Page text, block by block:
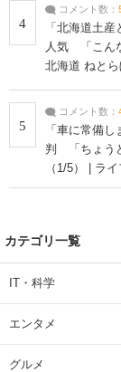
4
コメント数：
「北海道土
人気 「こん
北海道 ねと
5
コメント数：
「車に常備
判 「ちょう
（1/5） | ラ
カテゴリ一覧
IT・科学
エンタメ
グルメ